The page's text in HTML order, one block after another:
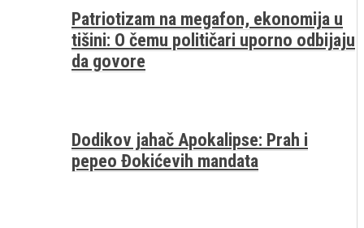
Patriotizam na megafon, ekonomija u
tišini: O čemu političari uporno odbijaju
da govore
Dodikov jahač Apokalipse: Prah i
pepeo Đokićevih mandata